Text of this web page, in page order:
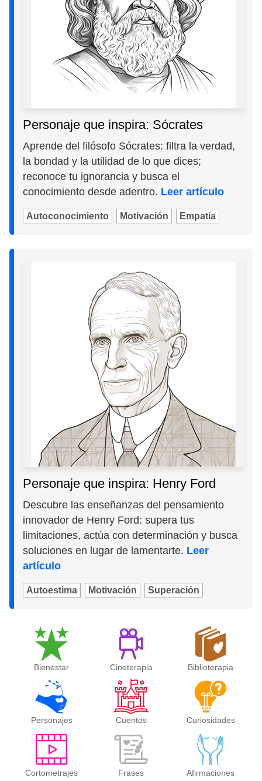
Personaje que inspira: Sócrates
Aprende del filósofo Sócrates: filtra la verdad,
la bondad y la utilidad de lo que dices;
reconoce tu ignorancia y busca el
conocimiento desde adentro. Leer artículo
Autoconocimiento Motivación Empatía
Personaje que inspira: Henry Ford
Descubre las enseñanzas del pensamiento
innovador de Henry Ford: supera tus
limitaciones, actúa con determinación y busca
soluciones en lugar de lamentarte. Leer
artículo
Autoestima Motivación Superación
Bienestar Cineterapia Biblioterapia
Personajes Cuentos Curiosidades
Cortometrajes Frases Afirmaciones